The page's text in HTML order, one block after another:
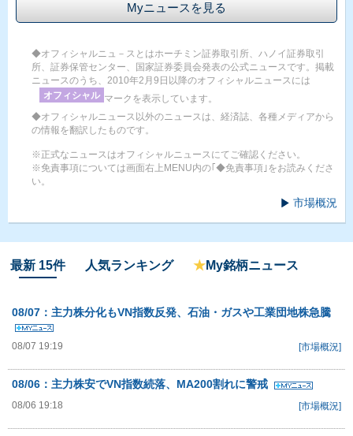
Myニュースを見る
◆オフィシャルニュ－スとはホーチミン証券取引所、ハノイ証券取引
所、証券保管センター、国家証券委員会発表の公式ニュースです。掲載
ニュースのうち、2010年2月9日以降のオフィシャルニュースには
オフィシャル マークを表示しています。
◆オフィシャルニュース以外のニュースは、経済誌、各種メディアから
の情報を翻訳したものです。
※正式なニュースはオフィシャルニュースにてご確認ください。
※免責事項については画面右上MENU内の｢◆免責事項｣をお読みくださ
い。
市場概況
最新 15件 人気ランキング ★My銘柄ニュース
08/07：主力株分化もVN指数反発、石油・ガスや工業団地株急騰
08/07 19:19 [市場概況]
08/06：主力株安でVN指数続落、MA200割れに警戒
08/06 19:18 [市場概況]